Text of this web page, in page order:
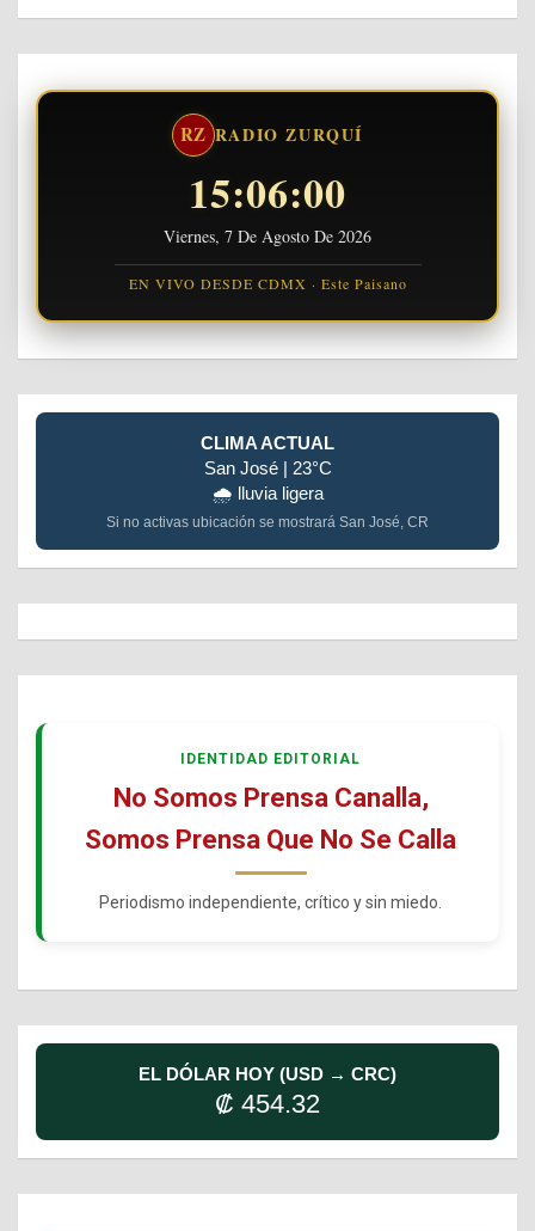
RZ RADIO ZURQUÍ
15:06:00
Viernes, 7 De Agosto De 2026
EN VIVO DESDE CDMX · Este Paisano
CLIMA ACTUAL
San José | 23°C
🌧️ lluvia ligera
Si no activas ubicación se mostrará San José, CR
IDENTIDAD EDITORIAL
No Somos Prensa Canalla,
Somos Prensa Que No Se Calla
Periodismo independiente, crítico y sin miedo.
EL DÓLAR HOY (USD → CRC)
₡ 454.32